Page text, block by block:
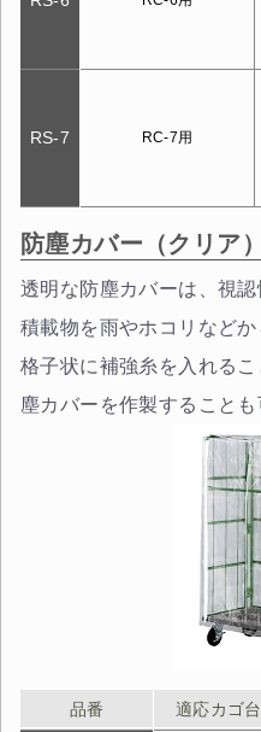
RS-7 RC-7用
防塵カバー（クリア）
透明な防塵カバーは、視認
積載物を雨やホコリなどか
格子状に補強糸を入れる
塵カバーを作製することも
品番 適応カゴ